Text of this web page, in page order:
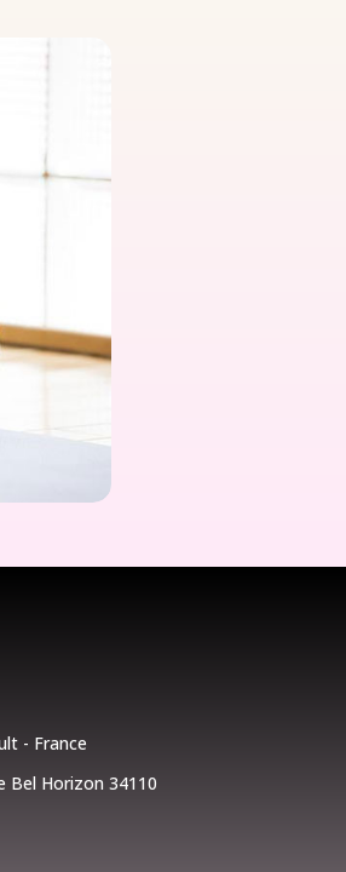
- France
Bel Horizon 34110